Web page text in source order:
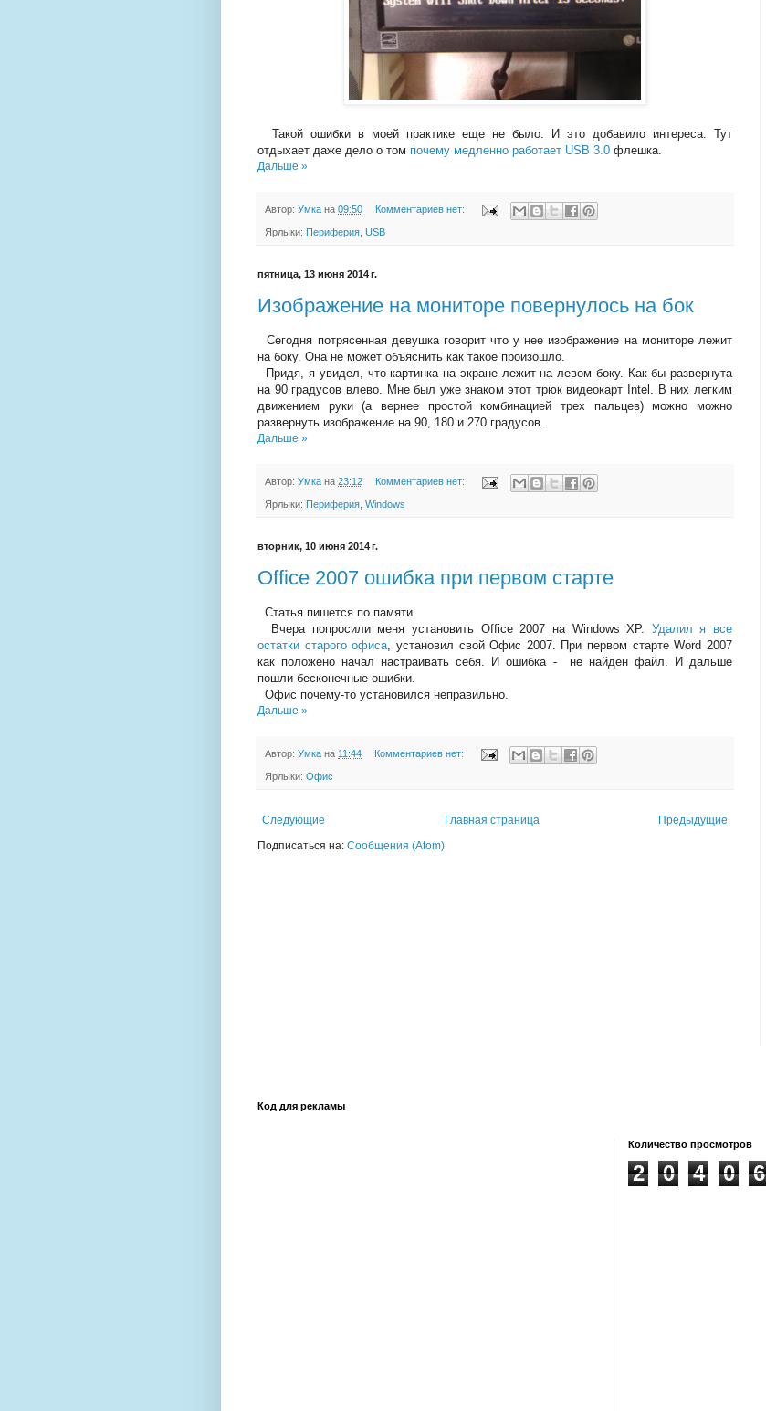
Такой ошибки в моей практике еще не было. И это добавило интереса. Тут
отдыхает даже дело о том почему медленно работает USB 3.0 флешка.
Дальше »
Автор: Умка на 09:50 Комментариев нет:
Ярлыки: Периферия USB
пятница, 13 июня 2014 г.
Изображение на мониторе повернулось на бок
Сегодня потрясенная девушка говорит что у нее изображение на мониторе лежит
на боку. Она не может объяснить как такое произошло.
Придя, я увидел, что картинка на экране лежит на левом боку. Как бы развернута
на 90 градусов влево. Мне был уже знаком этот трюк видеокарт Intel. В них легким
движением руки (а вернее простой комбинацией трех пальцев) можно можно
развернуть изображение на 90, 180 и 270 градусов.
Дальше »
Автор: Умка на 23:12 Комментариев нет:
Ярлыки: Периферия Windows
вторник, 10 июня 2014 г.
Office 2007 ошибка при первом старте
Статья пишется по памяти.
Вчера попросили меня установить Office 2007 на Windows XP. Удалил я все
остатки старого офиса, установил свой Офис 2007. При первом старте Word 2007
как положено начал настраивать себя. И ошибка - не найден файл. И дальше
пошли бесконечные ошибки.
Офис почему-то установился неправильно.
Дальше »
Автор: Умка на 11:44 Комментариев нет:
Ярлыки: Офис
Следующие Предыдущие
Главная страница
Подписаться на: Сообщения (Atom)
Код для рекламы
Количество просмотров
2 0 4 0 6